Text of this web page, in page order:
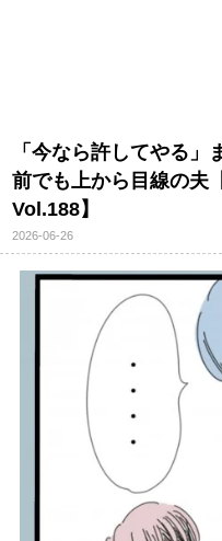
「今なら許してやる
前でも上から目線の夫
Vol.188】
2026-06-26